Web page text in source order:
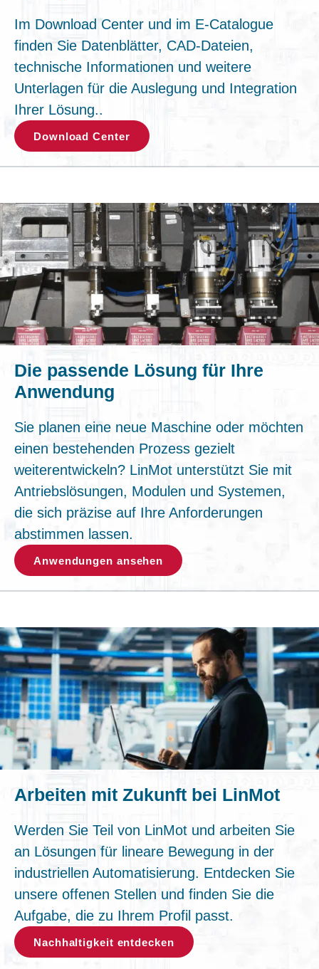
Im Download Center und im E-Catalogue
finden Sie Datenblätter, CAD-Dateien,
technische Informationen und weitere
Unterlagen für die Auslegung und Integration
Ihrer Lösung..
Download Center
Die passende Lösung für Ihre
Anwendung
Sie planen eine neue Maschine oder möchten
einen bestehenden Prozess gezielt
weiterentwickeln? LinMot unterstützt Sie mit
Antriebslösungen, Modulen und Systemen,
die sich präzise auf Ihre Anforderungen
abstimmen lassen.
Anwendungen ansehen
Arbeiten mit Zukunft bei LinMot
Werden Sie Teil von LinMot und arbeiten Sie
an Lösungen für lineare Bewegung in der
industriellen Automatisierung. Entdecken Sie
unsere offenen Stellen und finden Sie die
Aufgabe, die zu Ihrem Profil passt.
Nachhaltigkeit entdecken